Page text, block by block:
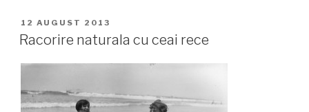
PUBLICAT
PE
12 AUGUST 2013
Racorire naturala cu ceai rece